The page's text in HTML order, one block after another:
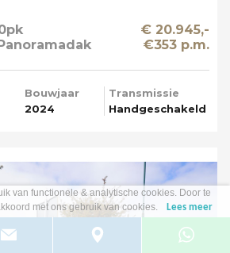
€ 20.945,-
€353 p.m.
Bouwjaar
2024
Transmissie
Handgeschakeld
van functionele & analytische cookies. Door te
met ons gebruik van cookies.
Lees meer